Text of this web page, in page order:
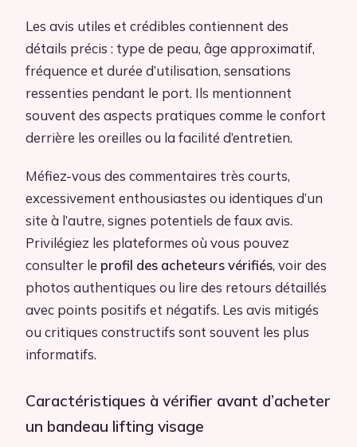
Les avis utiles et crédibles contiennent des
détails précis : type de peau, âge approximatif,
fréquence et durée d’utilisation, sensations
ressenties pendant le port. Ils mentionnent
souvent des aspects pratiques comme le confort
derrière les oreilles ou la facilité d’entretien.
Méfiez-vous des commentaires très courts,
excessivement enthousiastes ou identiques d’un
site à l’autre, signes potentiels de faux avis.
Privilégiez les plateformes où vous pouvez
consulter le profil des acheteurs vérifiés, voir des
photos authentiques ou lire des retours détaillés
avec points positifs et négatifs. Les avis mitigés
ou critiques constructifs sont souvent les plus
informatifs.
Caractéristiques à vérifier avant d’acheter
un bandeau lifting visage